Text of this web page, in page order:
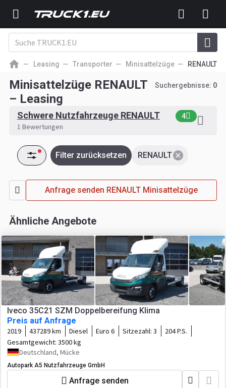
Leasing Transporter Minisattelzüge RENAULT
Minisattelzüge RENAULT
– Leasing
Suchergebnisse: 0
Schwere Nutzfahrzeuge RENAULT 4
1 Bewertungen
RENAULT
Filter zurücksetzen
Anfrage senden RENAULT Minisattelzüge
Ähnliche Angebote
Iveco 35C21 SZM Doppelbereifung Klima
Preis auf Anfrage
2019 437289 km Diesel Euro 6 Sitzezahl: 3
204 P.S.
Gesamtgewicht: 3500 kg
Deutschland, Mücke
Autopark A5 Nutzfahrzeuge GmbH
Anfrage senden